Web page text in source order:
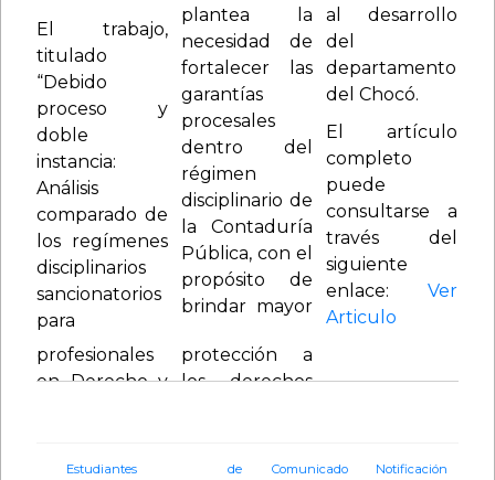
El trabajo,
titulado
“Debido
proceso y
doble
instancia:
Análisis
comparado de
los regímenes
disciplinarios
sancionatorios
para
plantea la
necesidad de
fortalecer las
garantías
procesales
dentro del
régimen
disciplinario de
la Contaduría
Pública, con el
propósito de
brindar mayor
al desarrollo
del
departamento
del Chocó.
El artículo
completo
puede
consultarse a
través del
siguiente
enlace: Ver
Articulo
Estudiantes de
Comunicado Notificación